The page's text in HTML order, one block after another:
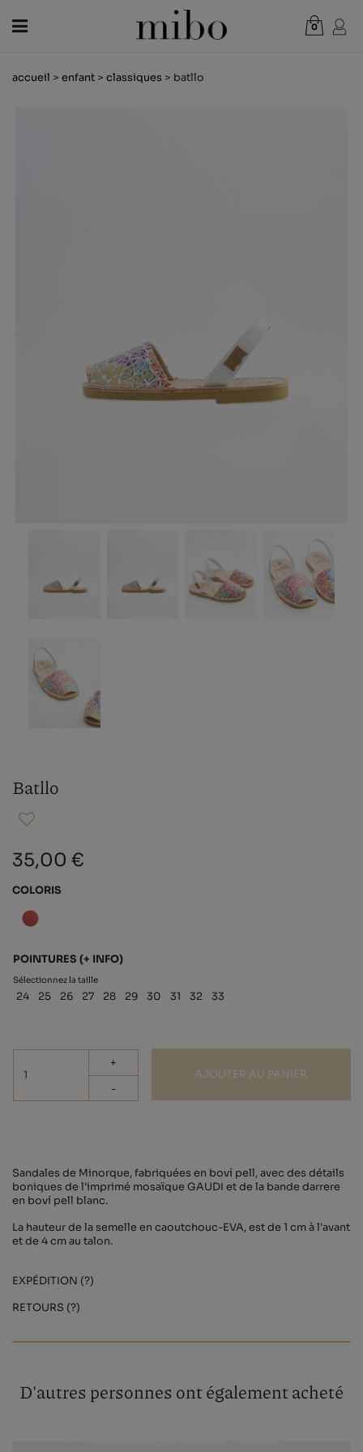
0
VOIR PANIER
accueil > enfant > classiques > batllo
Batllo
35,00 €
COLORIS
POINTURES (+ INFO)
Sélectionnez la taille
24 25 26 27 28 29 30 31 32 33
+
-
AJOUTER AU PANIER
Sandales de Minorque, fabriquées en boví pell, avec des détails
boniques de l'imprimé mosaïque GAUDI et de la bande darrere
en boví pell blanc.
La hauteur de la semelle en caoutchouc-EVA, est de 1 cm à l'avant
et de 4 cm au talon.
EXPÉDITION (?)
RETOURS (?)
D'autres personnes ont également acheté